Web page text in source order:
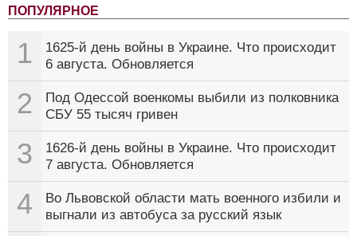
ПОПУЛЯРНОЕ
1
1625-й день войны в Украине. Что происходит
6 августа. Обновляется
2
Под Одессой военкомы выбили из полковника
СБУ 55 тысяч гривен
3
1626-й день войны в Украине. Что происходит
7 августа. Обновляется
4
Во Львовской области мать военного избили и
выгнали из автобуса за русский язык